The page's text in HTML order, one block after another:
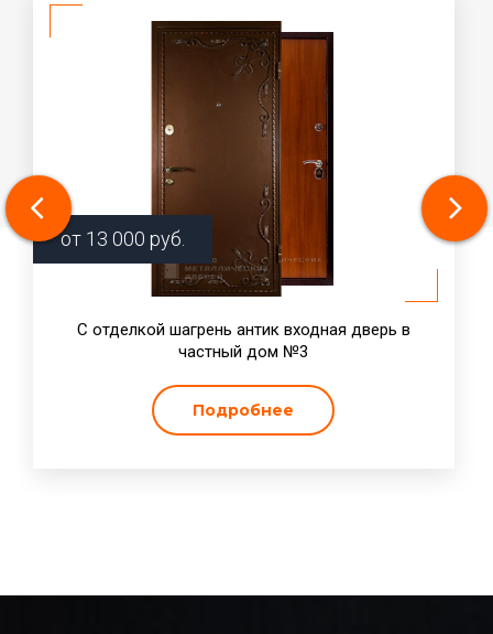
от 13 000 руб.
С отделкой шагрень антик входная дверь в
частный дом №3
Подробнее